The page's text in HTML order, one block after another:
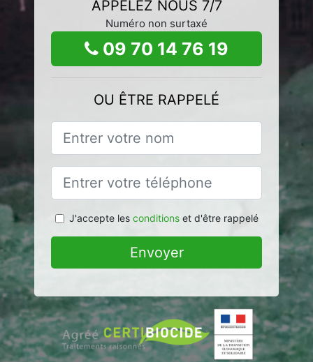
APPELEZ NOUS 7/7
Numéro non surtaxé
09 70 14 76 19
OU ÊTRE RAPPELÉ
J'accepte les conditionset d'être rappelé
Envoyer